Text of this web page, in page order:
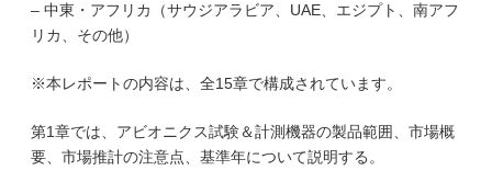
– 中東・アフリカ（サウジアラビア、UAE、エジプト、南アフ
リカ、その他）
※本レポートの内容は、全15章で構成されています。
第1章では、アビオニクス試験＆計測機器の製品範囲、市場概
要、市場推計の注意点、基準年について説明する。